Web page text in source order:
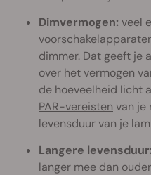
Dimvermogen: veel
dimmer. Dat geeft je
over het vermogen
de hoeveelheid licht
PAR-vereisten van je
levensduur van je
Langere levensduur:
langer mee dan